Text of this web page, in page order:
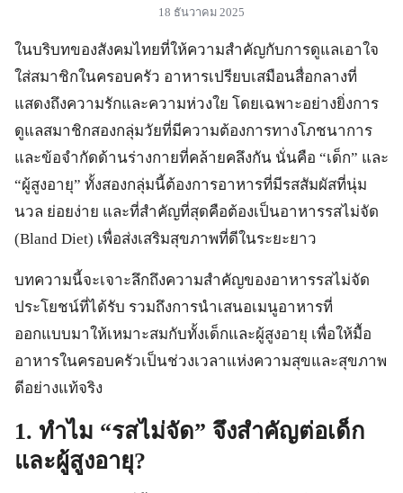
18 ธันวาคม 2025
ในบริบทของสังคมไทยที่ให้ความสำคัญกับการดูแลเอาใจ
ใส่สมาชิกในครอบครัว อาหารเปรียบเสมือนสื่อกลางที่
แสดงถึงความรักและความห่วงใย โดยเฉพาะอย่างยิ่งการ
ดูแลสมาชิกสองกลุ่มวัยที่มีความต้องการทางโภชนาการ
และข้อจำกัดด้านร่างกายที่คล้ายคลึงกัน นั่นคือ “เด็ก” และ
“ผู้สูงอายุ” ทั้งสองกลุ่มนี้ต้องการอาหารที่มีรสสัมผัสที่นุ่ม
นวล ย่อยง่าย และที่สำคัญที่สุดคือต้องเป็นอาหารรสไม่จัด
(Bland Diet) เพื่อส่งเสริมสุขภาพที่ดีในระยะยาว
บทความนี้จะเจาะลึกถึงความสำคัญของอาหารรสไม่จัด
ประโยชน์ที่ได้รับ รวมถึงการนำเสนอเมนูอาหารที่
ออกแบบมาให้เหมาะสมกับทั้งเด็กและผู้สูงอายุ เพื่อให้มื้อ
อาหารในครอบครัวเป็นช่วงเวลาแห่งความสุขและสุขภาพ
ดีอย่างแท้จริง
1. ทำไม “รสไม่จัด” จึงสำคัญต่อเด็ก
และผู้สูงอายุ?